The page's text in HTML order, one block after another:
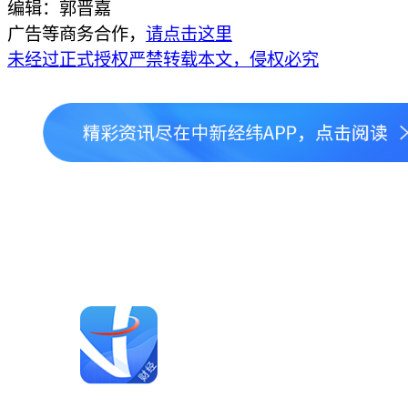
编辑：郭晋嘉
广告等商务合作， 请点击这里
未经过正式授权严禁转载本文，侵权必究